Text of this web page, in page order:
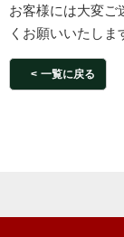
お客様には大変ご
くお願いいたしま
一覧に戻る